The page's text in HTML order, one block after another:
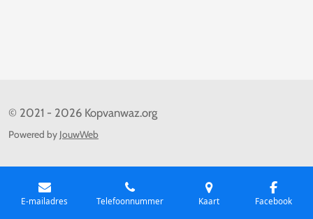
© 2021 - 2026 Kopvanwaz.org
Powered by JouwWeb
E-mailadres Telefoonnummer Kaart Facebook